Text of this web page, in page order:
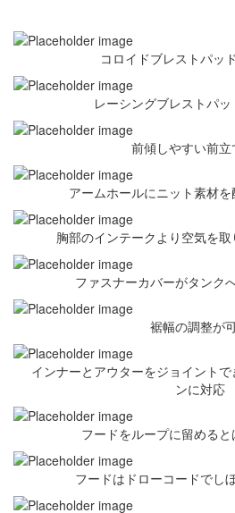
コロイドブレストパッ
レーシングブレストパ
前傾しやすい前立
アームホールにニット素材
胸部のインテークより空気を
ファスナーカバーがタンク
裾幅の調整が
インナーとアウターをジョイント
ンに対応
フードをループに留める
フードはドローコードでし